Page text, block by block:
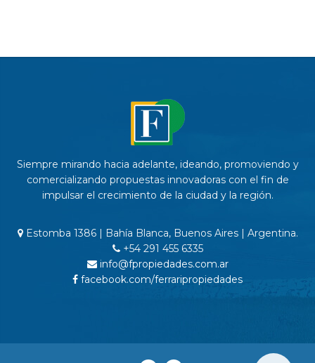
Siempre mirando hacia adelante, ideando, promoviendo y
comercializando propuestas innovadoras con el fin de
impulsar el crecimiento de la ciudad y la región.
Estomba 1386 | Bahía Blanca, Buenos Aires | Argentina.
+54 291 455 6335
info@fpropiedades.com.ar
facebook.com/ferraripropiedades